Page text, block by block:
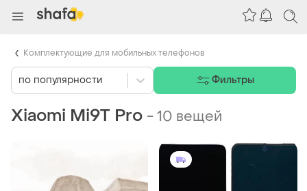
Xiaomi Mi9T Pro -10 вещей
по популярности Фильтры
Комплектующие для мобильных телефонов